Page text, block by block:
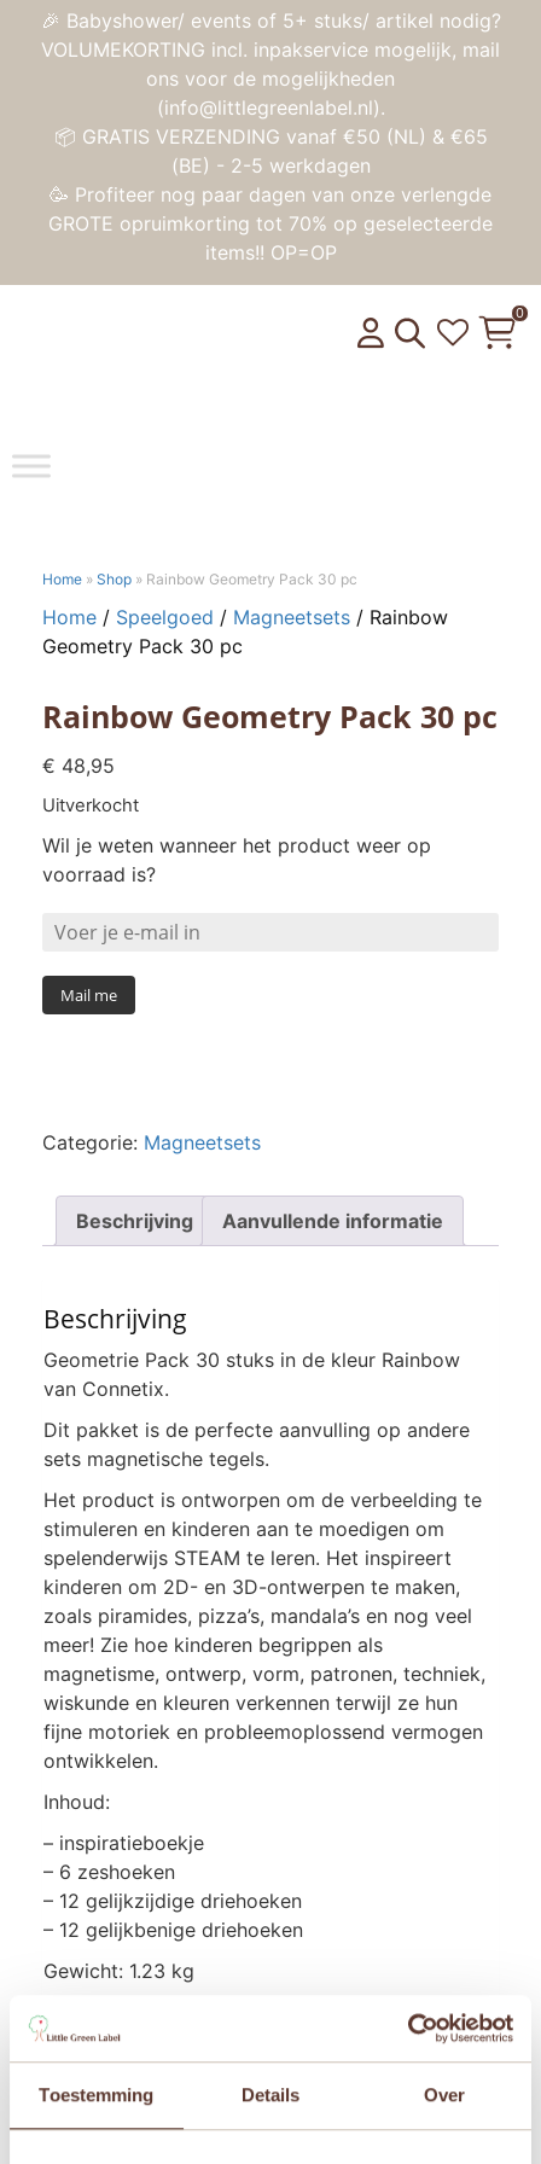
Toestemming Details Over
🎉 Babyshower/ events of 5+ stuks/ artikel nodig?
VOLUMEKORTING incl. inpakservice mogelijk, mail
ons voor de mogelijkheden
(info@littlegreenlabel.nl).
📦 GRATIS VERZENDING vanaf €50 (NL) & €65
(BE) - 2-5 werkdagen
🥳 Profiteer nog paar dagen van onze verlengde
GROTE opruimkorting tot 70% op geselecteerde
items!! OP=OP
Toggle
0
Home » Shop » Rainbow Geometry Pack 30 pc
Home / Speelgoed / Magneetsets / Rainbow
Geometry Pack 30 pc
Rainbow Geometry Pack 30 pc
€ 48,95
Uitverkocht
Wil je weten wanneer het product weer op
voorraad is?
Mail me
Categorie: Magneetsets
Beschrijving Aanvullende informatie
Beschrijving
Geometrie Pack 30 stuks in de kleur Rainbow
van Connetix.
Dit pakket is de perfecte aanvulling op andere
sets magnetische tegels.
Het product is ontworpen om de verbeelding te
stimuleren en kinderen aan te moedigen om
spelenderwijs STEAM te leren. Het inspireert
kinderen om 2D- en 3D-ontwerpen te maken,
zoals piramides, pizza’s, mandala’s en nog veel
meer! Zie hoe kinderen begrippen als
magnetisme, ontwerp, vorm, patronen, techniek,
wiskunde en kleuren verkennen terwijl ze hun
fijne motoriek en probleemoplossend vermogen
ontwikkelen.
Inhoud:
– inspiratieboekje
– 6 zeshoeken
– 12 gelijkzijdige driehoeken
– 12 gelijkbenige driehoeken
Gewicht: 1.23 kg
Materiaal: Alle tegels zijn gemaakt van niet-giftig
ABS-kunststof dat BPA- en ftalaatvrij, verzegeld
en vastgenageld voor extra veiligheid.
Aanbevolen voor kinderen vanaf 3 jaar.